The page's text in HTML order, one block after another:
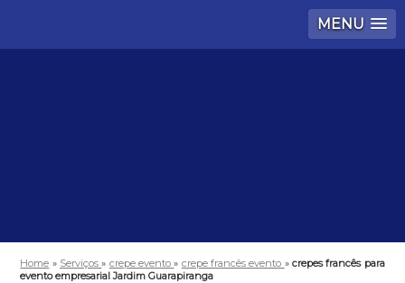
MENU
Home » Serviços» crepe evento» crepe francês evento » crepes francês para
evento empresarial Jardim Guarapiranga